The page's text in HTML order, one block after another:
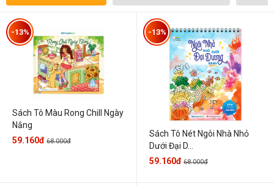
Sách Tô Màu Rong Chill Ngày
Nắng
-13%
59.160đ 68.000đ
Sách Tô Nét Ngôi Nhà Nhỏ
Dưới Đại D...
-13%
59.160đ 68.000đ